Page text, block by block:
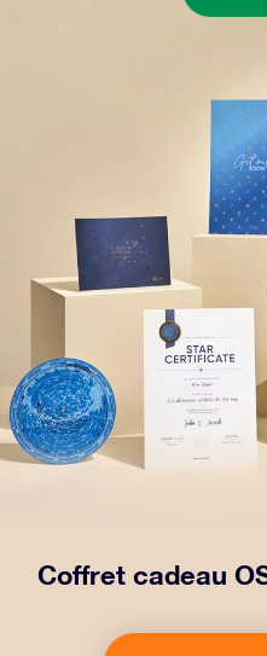
Coffret cadeau
Ce cadeau comprend